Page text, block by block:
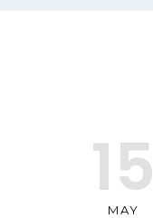
15
MAY